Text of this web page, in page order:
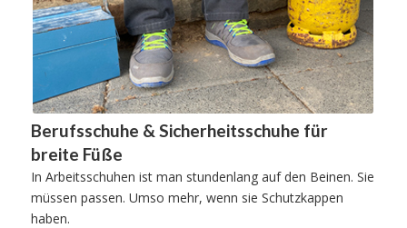
Berufsschuhe & Sicherheitsschuhe für
breite Füße
In Arbeitsschuhen ist man stundenlang auf den Beinen. Sie
müssen passen. Umso mehr, wenn sie Schutzkappen
haben.